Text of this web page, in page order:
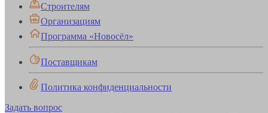
Строителям
Организациям
Программа «Новосёл»
Поставщикам
Политика конфиденциальности
Задать вопрос